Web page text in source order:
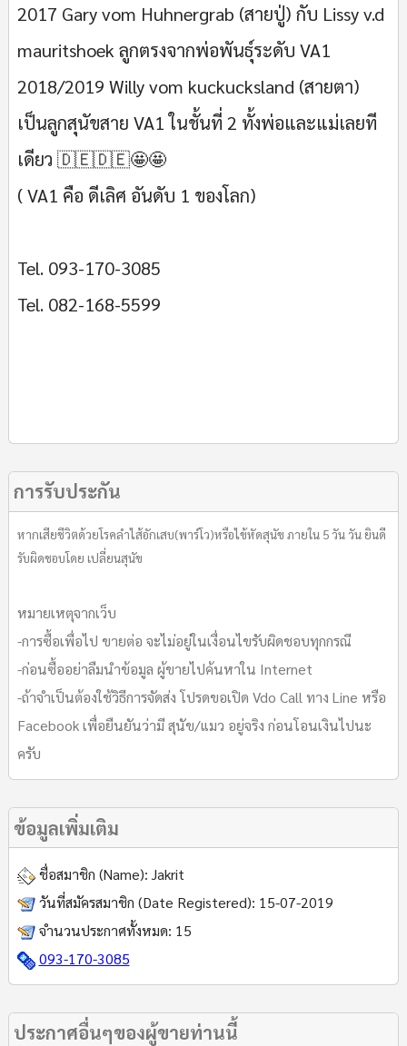
2017 Gary vom Huhnergrab (สายปู่) กับ Lissy v.d
mauritshoek ลูกตรงจากพ่อพันธุ์ระดับ VA1
2018/2019 Willy vom kuckucksland (สายตา)
เป็นลูกสุนัขสาย VA1 ในชั้นที่ 2 ทั้งพ่อและแม่เลยที
เดียว 🇩🇪🇩🇪🤩🤩
( VA1 คือ ดีเลิศ อันดับ 1 ของโลก)
Tel. 093-170-3085
Tel. 082-168-5599
การรับประกัน
หากเสียชีวิตด้วยโรคลำไส้อักเสบ(พาร์โว)หรือไข้หัดสุนัข ภายใน 5 วัน วัน ยินดี
รับผิดชอบโดย เปลี่ยนสุนัข
หมายเหตุจากเว็บ
-การซื้อเพื่อไป ขายต่อ จะไม่อยู่ในเงื่อนไขรับผิดชอบทุกกรณี
-ก่อนซื้ออย่าลืมนำข้อมูล ผู้ขายไปค้นหาใน Internet
-ถ้าจำเป็นต้องใช้วิธีการจัดส่ง โปรดขอเปิด Vdo Call ทาง Line หรือ
Facebook เพื่อยืนยันว่ามี สุนัข/แมว อยู่จริง ก่อนโอนเงินไปนะ
ครับ
ข้อมูลเพิ่มเติม
ชื่อสมาชิก (Name): Jakrit
วันที่สมัครสมาชิก (Date Registered): 15-07-2019
จำนวนประกาศทั้งหมด: 15
093-170-3085
ประกาศอื่นๆของผู้ขายท่านนี้